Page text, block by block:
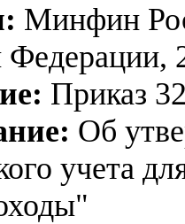
Минфин
Федерации,
Приказ
Об
учета